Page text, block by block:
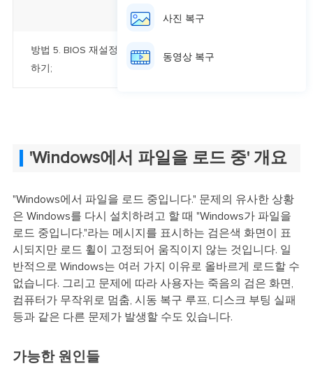
방법 5. BIOS 재설정 또는 업데이트
하기;
'Windows에서 파일을 로드 중' 개요
"Windows에서 파일을 로드 중입니다." 문제의 유사한 상황
은 Windows를 다시 설치하려고 할 때 "Windows가 파일을
로드 중입니다."라는 메시지를 표시하는 검은색 화면이 표
시되지만 로드 휠이 고정되어 움직이지 않는 것입니다. 일
반적으로 Windows는 여러 가지 이유로 올바르게 로드할 수
없습니다. 그리고 문제에 따라 사용자는 죽음의 검은 화면,
컴퓨터가 무작위로 멈춤, 시동 복구 루프, 디스크 부팅 실패
등과 같은 다른 문제가 발생할 수도 있습니다.
가능한 원인들
사진 복구
동영상 복구